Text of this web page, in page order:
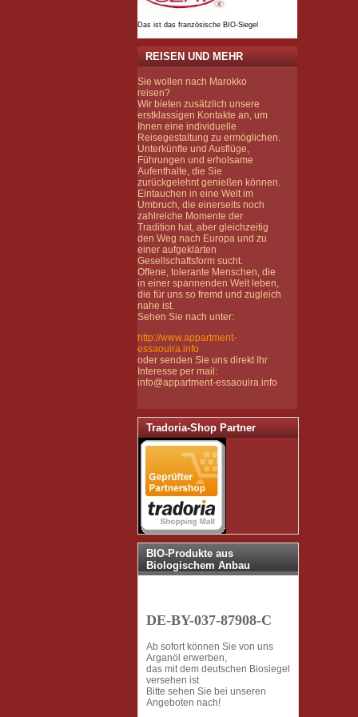
Das ist das französische BIO-Siegel
REISEN UND MEHR
Sie wollen nach Marokko
reisen?
Wir bieten zusätzlich unsere
erstklassigen Kontakte an, um
Ihnen eine individuelle
Reisegestaltung zu ermöglichen.
Unterkünfte und Ausflüge,
Führungen und erholsame
Aufenthalte, die Sie
zurückgelehnt genießen können.
Eintauchen in eine Welt im
Umbruch, die einerseits noch
zahlreiche Momente der
Tradition hat, aber gleichzeitig
den Weg nach Europa und zu
einer aufgeklärten
Gesellschaftsform sucht.
Offene, tolerante Menschen, die
in einer spannenden Welt leben,
die für uns so fremd und zugleich
nahe ist.
Sehen Sie nach unter:
http://www.appartment-
essaouira.info
oder senden Sie uns direkt Ihr
Interesse per mail:
info@appartment-essaouira.info
Tradoria-Shop Partner
BIO-Produkte aus
Biologischem Anbau
DE-BY-037-87908-C
Ab sofort können Sie von uns
Arganöl erwerben,
das mit dem deutschen Biosiegel
versehen ist
Bitte sehen Sie bei unseren
Angeboten nach!